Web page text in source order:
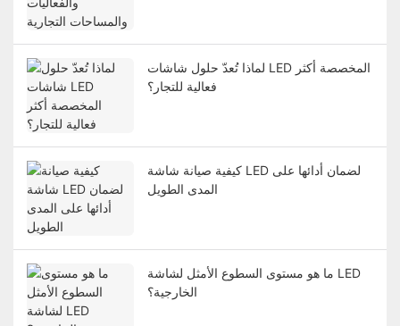
لماذا تُعدّ حلول شاشات LED المخصصة أكثر
فعالية للتجار؟
كيفية صيانة شاشة LED لضمان أدائها على
المدى الطويل
ما هو مستوى السطوع الأمثل لشاشة LED
الخارجية؟